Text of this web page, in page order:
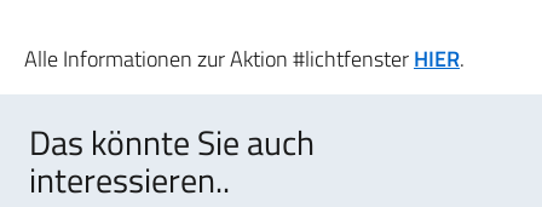
Alle Informationen zur Aktion #lichtfensterHIER.
Das könnte Sie auch
interessieren..